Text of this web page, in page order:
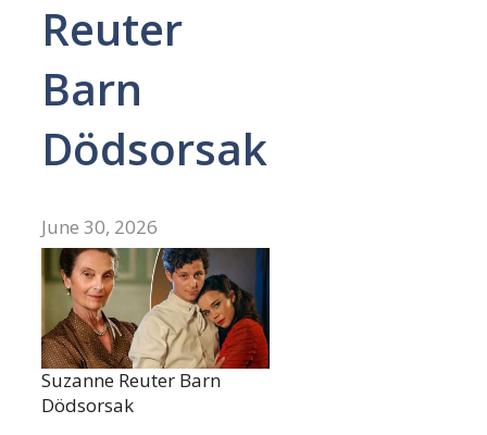
Reuter
Barn
Dödsorsak
June 30, 2026
Suzanne Reuter Barn
Dödsorsak